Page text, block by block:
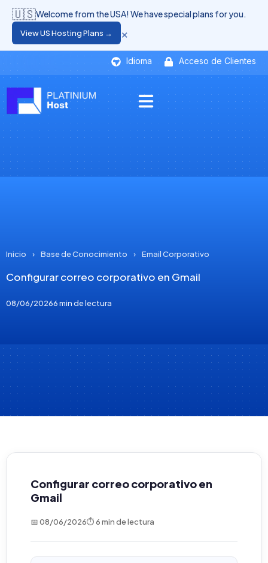
Idioma Acceso de Clientes
🇺🇸Welcome from the USA! We have special plans for you.
View US Hosting Plans → ×
Inicio › Base de Conocimiento › Email Corporativo
Configurar correo corporativo en Gmail
08/06/20266 min de lectura
Configurar correo corporativo en
Gmail
📅 08/06/2026⏱ 6 min de lectura